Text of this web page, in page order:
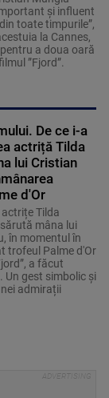
și influent
toate timpurile”,
la Cannes,
a doua oară
”Fjord”.
De ce i-a
actriță Tilda
lui Cristian
d'Or
Tilda
mâna lui
în momentul în
trofeul Palme d'Or
a făcut
Un gest simbolic și
admirații